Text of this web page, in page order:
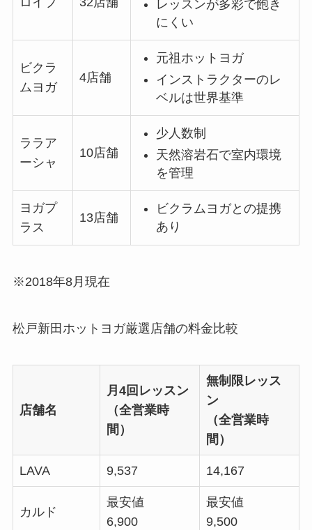
レッスンが多彩で飽き
にくい
ビクラ
ムヨガ
4店舗
元祖ホットヨガ
インストラクターのレ
ベルは世界基準
ララア
ーシャ
10店舗
少人数制
天然溶岩石で室内環境
を管理
ヨガプ
ラス
13店舗
ビクラムヨガとの提携
あり
※2018年8月現在
松戸新田ホットヨガ厳選店舗の料金比較
店舗名
月4回レッスン
（全営業時
間）
無制限レッス
ン
（全営業時
間）
LAVA 9,537 14,167
カルド
最安値
6,900
最安値
9,500